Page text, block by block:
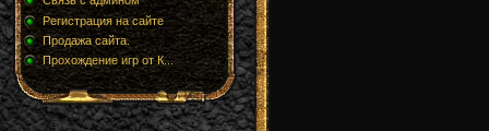
Регистрация на сайте
Продажа сайта.
Прохождение игр от К...